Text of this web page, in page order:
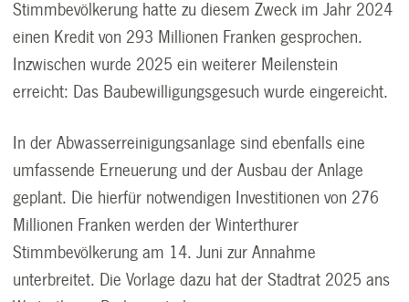
Stimmbevölkerung hatte zu diesem Zweck im Jahr 2024
einen Kredit von 293 Millionen Franken gesprochen.
Inzwischen wurde 2025 ein weiterer Meilenstein
erreicht: Das Baubewilligungsgesuch wurde eingereicht.
In der Abwasserreinigungsanlage sind ebenfalls eine
umfassende Erneuerung und der Ausbau der Anlage
geplant. Die hierfür notwendigen Investitionen von 276
Millionen Franken werden der Winterthurer
Stimmbevölkerung am 14. Juni zur Annahme
unterbreitet. Die Vorlage dazu hat der Stadtrat 2025 ans